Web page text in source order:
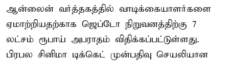
ஆன்லைன் வர்த்தகத்தில் வாடிக்கையாளர்களை
ஏமாற்றியதற்காக ஜெப்டோ நிறுவனத்திற்கு 7
லட்சம் ரூபாய் அபராதம் விதிக்கப்பட்டுள்ளது.
பிரபல சினிமா டிக்கெட் முன்பதிவு செயலியான